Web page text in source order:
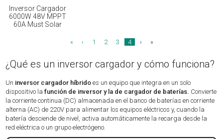
Inversor Cargador
6000W 48V MPPT
60A Must Solar
« ‹ 1 2 3 4 › »
¿Qué es un inversor cargador y cómo funciona?
Un inversor cargador híbrido es un equipo que integra en un solo
dispositivo lafunción de inversor y la de cargador de baterías. Convierte
la corriente continua (DC) almacenada en el banco de baterías en corriente
alterna (AC) de 220V para alimentar los equipos eléctricos y, cuando la
batería desciende de nivel, activa automáticamente la recarga desde la
red eléctrica o un grupo electrógeno.